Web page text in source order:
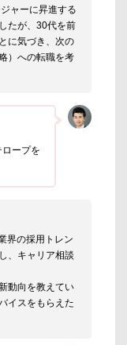
ャーに昇進する
たが、30代を前
に気づき、次の
）への転職を考
ープを
界の採用トレン
、キャリア相談
動向を教えてい
イスをもらえた